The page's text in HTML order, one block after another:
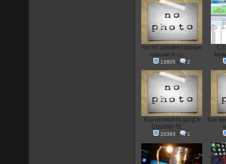
Чисто элементарные
навыки и со...
13805 | 2
Как понизить ping в
Counter-St...
20393 | 1
Как